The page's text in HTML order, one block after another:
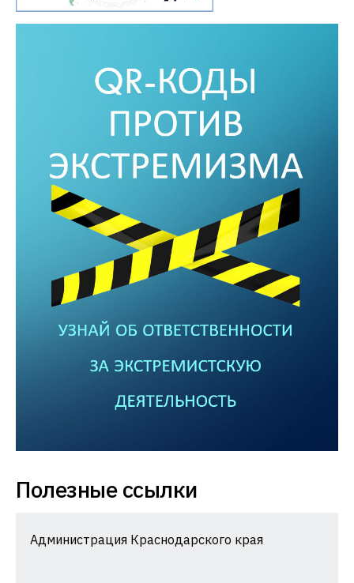
Полезные ссылки
Администрация Краснодарского края